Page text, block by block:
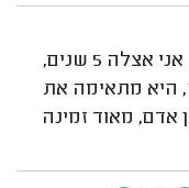
אני ממליצה עליה מאוד. אני אצלה 5 שנים,
היא מתאימה את
אדם, מאוד זמינה